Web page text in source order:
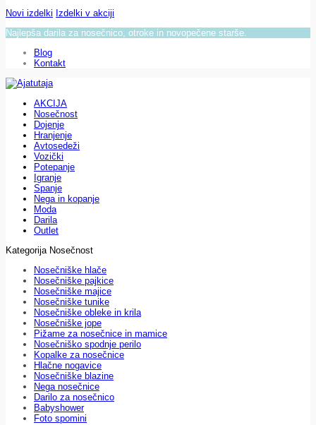
Novi izdelki Izdelki v akciji
Najlepša darila za nosečnico, otroke in novopečene starše.
Blog
Kontakt
AKCIJA
Nosečnost
Dojenje
Hranjenje
Avtosedeži
Vozički
Potepanje
Igranje
Spanje
Nega in kopanje
Moda
Darila
Outlet
Kategorija Nosečnost
Nosečniške hlače
Nosečniške pajkice
Nosečniške majice
Nosečniške tunike
Nosečniške obleke in krila
Nosečniške jope
Pižame za nosečnice in mamice
Nosečniško spodnje perilo
Kopalke za nosečnice
Hlačne nogavice
Nosečniške blazine
Nega nosečnice
Darilo za nosečnico
Babyshower
Foto spomini